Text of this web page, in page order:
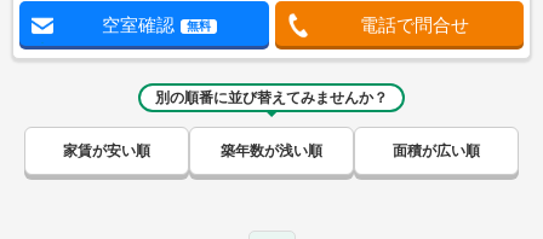
空室確認 無料 電話で問合せ
別の順番に並び替えてみませんか？
家賃が安い順 築年数が浅い順 面積が広い順